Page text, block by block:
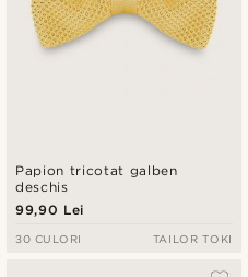
Papion tricotat galben
deschis
99,90 Lei
30 CULORI TAILOR TOKI